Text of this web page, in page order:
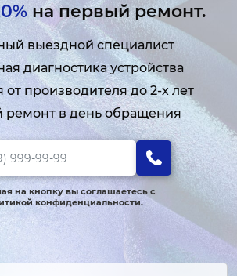
на первый ремонт.
выездной специалист
диагностика устройства
от производителя до 2-х лет
ремонт в день обращения
на кнопку вы соглашаетесь с
конфиденциальности.